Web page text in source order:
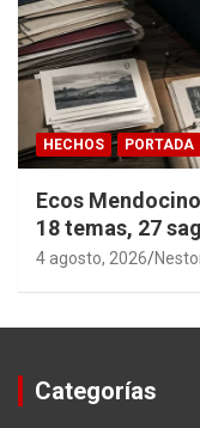
HECHOS PORTADA
Ecos
18 temas, 27
años de
4 agosto, 2026
Categorías